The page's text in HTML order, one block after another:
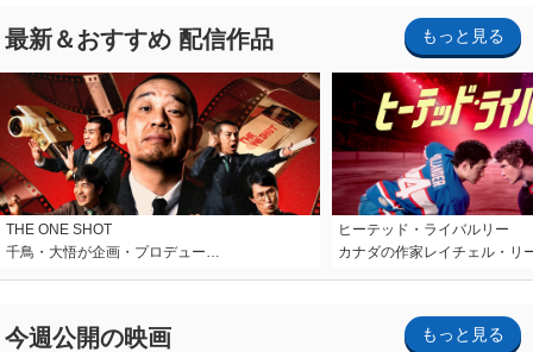
最新＆おすすめ 配信作品 もっと見る
THE ONE SHOT
千鳥・大悟が企画・プロデュー…
ヒーテッド・ライバルリー
カナダの作家レイチェル・リ
今週公開の映画 もっと見る